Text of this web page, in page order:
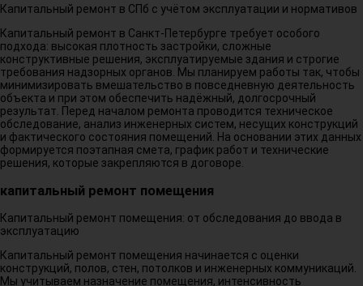
Капитальный ремонт в СПб с учётом эксплуатации и нормативов
Капитальный ремонт в Санкт-Петербурге требует особого
подхода: высокая плотность застройки, сложные
конструктивные решения, эксплуатируемые здания и строгие
требования надзорных органов. Мы планируем работы так, чтобы
минимизировать вмешательство в повседневную деятельность
объекта и при этом обеспечить надёжный, долгосрочный
результат. Перед началом ремонта проводится техническое
обследование, анализ инженерных систем, несущих конструкций
и фактического состояния помещений. На основании этих данных
формируется поэтапная смета, график работ и технические
решения, которые закрепляются в договоре.
капитальный ремонт помещения
Капитальный ремонт помещения: от обследования до ввода в
эксплуатацию
Капитальный ремонт помещения начинается с оценки
конструкций, полов, стен, потолков и инженерных коммуникаций.
Мы учитываем назначение помещения, интенсивность